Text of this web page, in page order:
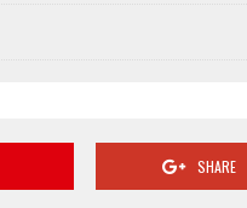
SHARE